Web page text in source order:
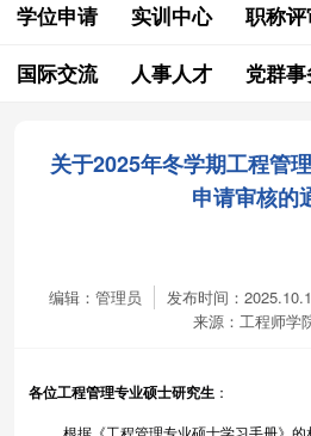
学位申请
实训中心 职称
国际交流
人事人才 党群
关于2025年冬学期工程管
申请审核的
编辑：管理员 发布时间：
来源：工程师学
各位工程管理专业硕士研究生 ：